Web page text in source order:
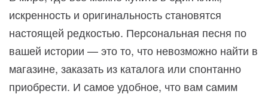
искренность и оригинальность становятся
настоящей редкостью. Персональная песня по
вашей истории — это то, что невозможно найти в
магазине, заказать из каталога или спонтанно
приобрести. И самое удобное, что вам самим